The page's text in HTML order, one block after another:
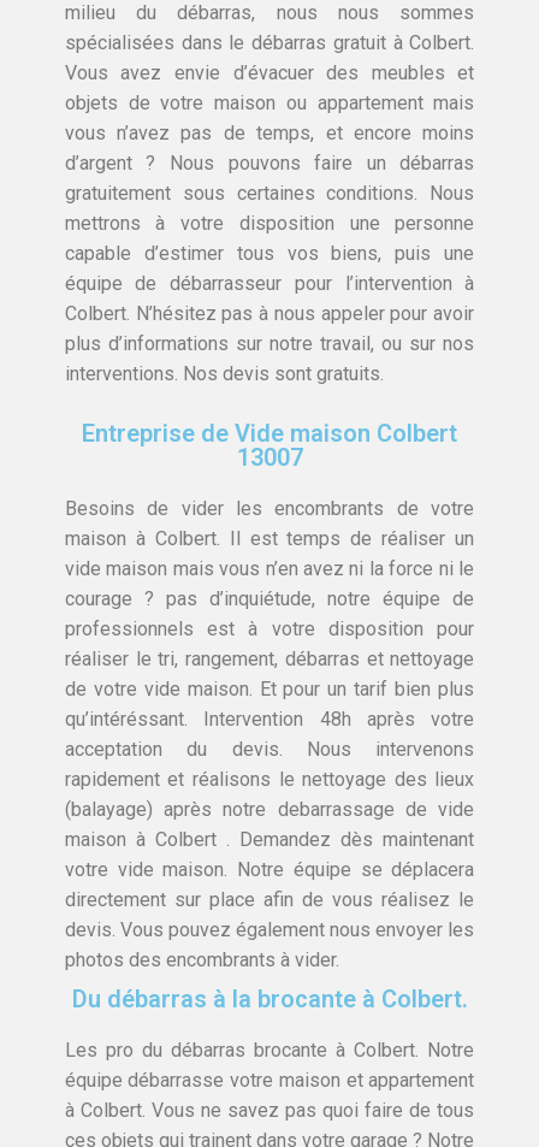
milieu du débarras, nous nous sommes
spécialisées dans le débarras gratuit à Colbert.
Vous avez envie d’évacuer des meubles et
objets de votre maison ou appartement mais
vous n’avez pas de temps, et encore moins
d’argent ? Nous pouvons faire un débarras
gratuitement sous certaines conditions. Nous
mettrons à votre disposition une personne
capable d’estimer tous vos biens, puis une
équipe de débarrasseur pour l’intervention à
Colbert. N’hésitez pas à nous appeler pour avoir
plus d’informations sur notre travail, ou sur nos
interventions. Nos devis sont gratuits.
Entreprise de Vide maison Colbert
13007
Besoins de vider les encombrants de votre
maison à Colbert. Il est temps de réaliser un
vide maison mais vous n’en avez ni la force ni le
courage ? pas d’inquiétude, notre équipe de
professionnels est à votre disposition pour
réaliser le tri, rangement, débarras et nettoyage
de votre vide maison. Et pour un tarif bien plus
qu’intéréssant. Intervention 48h après votre
acceptation du devis. Nous intervenons
rapidement et réalisons le nettoyage des lieux
(balayage) après notre debarrassage de vide
maison à Colbert . Demandez dès maintenant
votre vide maison. Notre équipe se déplacera
directement sur place afin de vous réalisez le
devis. Vous pouvez également nous envoyer les
photos des encombrants à vider.
Du débarras à la brocante à Colbert.
Les pro du débarras brocante à Colbert. Notre
équipe débarrasse votre maison et appartement
à Colbert. Vous ne savez pas quoi faire de tous
ces objets qui trainent dans votre garage ? Notre